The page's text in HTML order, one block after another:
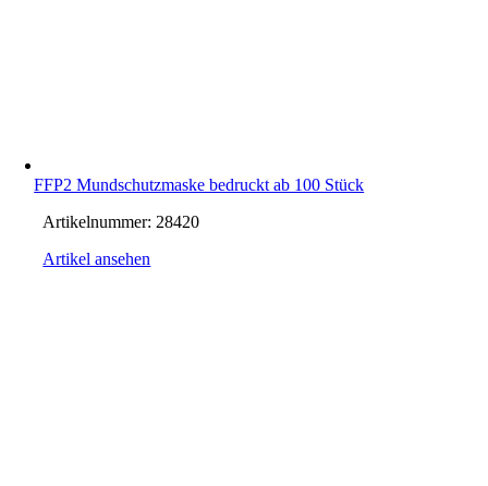
FFP2 Mundschutzmaske bedruckt ab 100 Stück
Artikelnummer: 28420
Artikel ansehen